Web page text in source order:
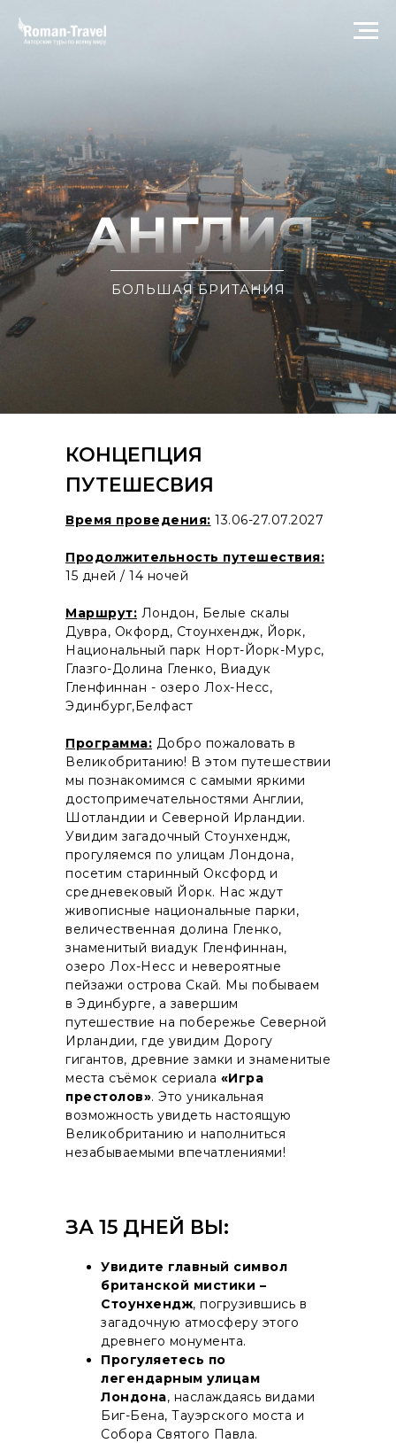
БОЛЬШАЯ БРИТАНИЯ
КОНЦЕПЦИЯ
ПУТЕШЕСВИЯ
Время проведения: 13.06-27.07.2027
Продолжительность путешествия:
15 дней / 14 ночей
Маршрут: Лондон, Белые скалы
Дувра, Окфорд, Стоунхендж, Йорк,
Национальный парк Норт-Йорк-Мурс,
Глазго-Долина Гленко, Виадук
Гленфиннан - озеро Лох-Несс,
Эдинбург,Белфаст
Программа: Добро пожаловать в
Великобританию! В этом путешествии
мы познакомимся с самыми яркими
достопримечательностями Англии,
Шотландии и Северной Ирландии.
Увидим загадочный Стоунхендж,
прогуляемся по улицам Лондона,
посетим старинный Оксфорд и
средневековый Йорк. Нас ждут
живописные национальные парки,
величественная долина Гленко,
знаменитый виадук Гленфиннан,
озеро Лох-Несс и невероятные
пейзажи острова Скай. Мы побываем
в Эдинбурге, а завершим
путешествие на побережье Северной
Ирландии, где увидим Дорогу
гигантов, древние замки и знаменитые
места съёмок сериала «Игра
престолов». Это уникальная
возможность увидеть настоящую
Великобританию и наполниться
незабываемыми впечатлениями!
Увидите главный символ
британской мистики –
Стоунхендж, погрузившись в
загадочную атмосферу этого
древнего монумента.
Прогуляетесь по
легендарным улицам
Лондона, наслаждаясь видами
Биг-Бена, Тауэрского моста и
Собора Святого Павла.
ЗА 15 ДНЕЙ ВЫ: